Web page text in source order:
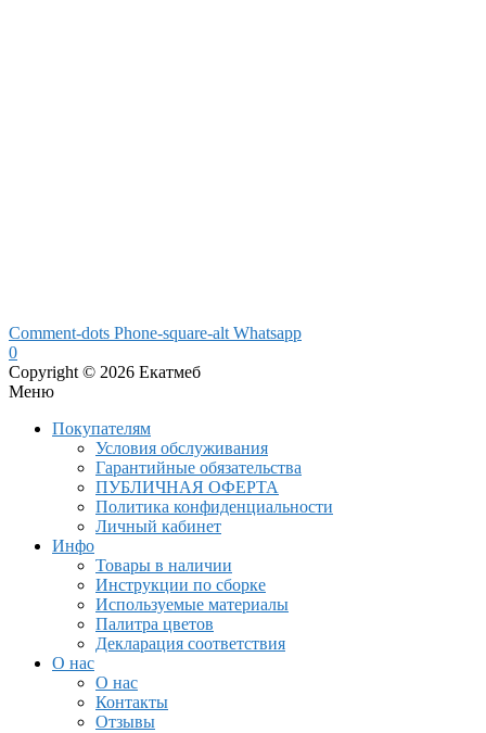
Comment-dots Phone-square-alt Whatsapp
0
Copyright © 2026 Екатмеб
Меню
Покупателям
Условия обслуживания
Гарантийные обязательства
ПУБЛИЧНАЯ ОФЕРТА
Политика конфиденциальности
Личный кабинет
Инфо
Товары в наличии
Инструкции по сборке
Используемые материалы
Палитра цветов
Декларация соответствия
О нас
О нас
Контакты
Отзывы